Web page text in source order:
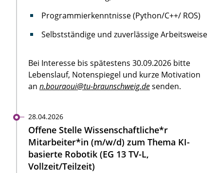
Programmierkenntnisse (Python/C++/ ROS)
Selbstständige und zuverlässige Arbeitsweise
Bei Interesse bis spätestens 30.09.2026 bitte
Lebenslauf, Notenspiegel und kurze Motivation
an n.bouraoui@tu-braunschweig.desenden.
28.04.2026
Offene Stelle Wissenschaftliche*r
Mitarbeiter*in (m/w/d) zum Thema KI-
basierte Robotik (EG 13 TV-L,
Vollzeit/Teilzeit)